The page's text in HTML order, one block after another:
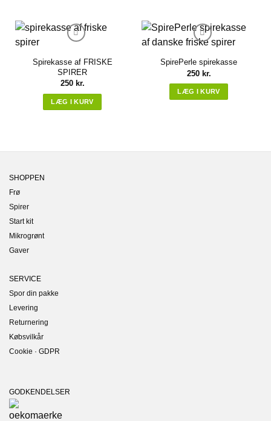
Spirekasse af FRISKE
SPIRER
250 kr.
LÆG I KURV
SpirePerle spirekasse
250 kr.
LÆG I KURV
SHOPPEN
Frø
Spirer
Start kit
Mikrogrønt
Gaver
SERVICE
Spor din pakke
Levering
Returnering
Købsvilkår
Cookie · GDPR
GODKENDELSER